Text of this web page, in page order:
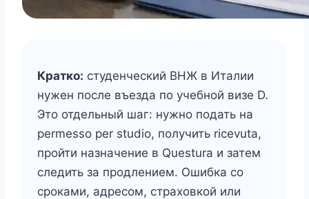
Кратко: студенческий ВНЖ в Италии
нужен после въезда по учебной визе D.
Это отдельный шаг: нужно подать на
permesso per studio, получить ricevuta,
пройти назначение в Questura и затем
следить за продлением. Ошибка со
сроками, адресом, страховкой или